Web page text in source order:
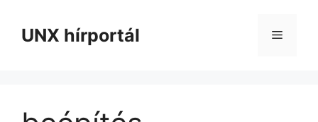
tartalomba
UNX hírportál Menü